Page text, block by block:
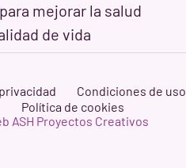
mejorar la salud
de vida
Condiciones de uso
Política de cookies
ASH Proyectos Creativos